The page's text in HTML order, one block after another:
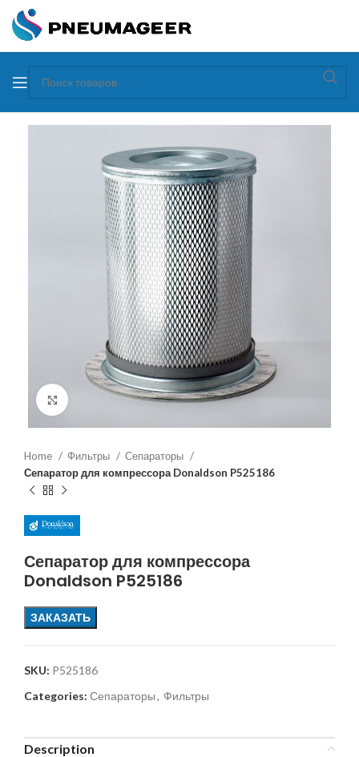
Увеличить
Home Фильтры
Сепараторы
Сепаратор для компрессора Donaldson P525186
Сепаратор для компрессора
Donaldson P525186
ЗАКАЗАТЬ
SKU: P525186
Categories: Сепараторы, Фильтры
Description